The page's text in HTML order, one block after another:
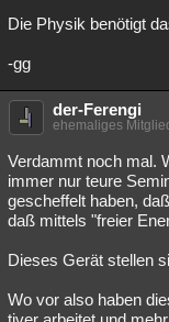
Die Physik benötigt
-gg
der-Ferengi
ehemaliges
Verdammt noch mal.
immer nur teure
gescheffelt haben,
daß mittels "freier
Dieses Gerät stellen
Wo vor also haben